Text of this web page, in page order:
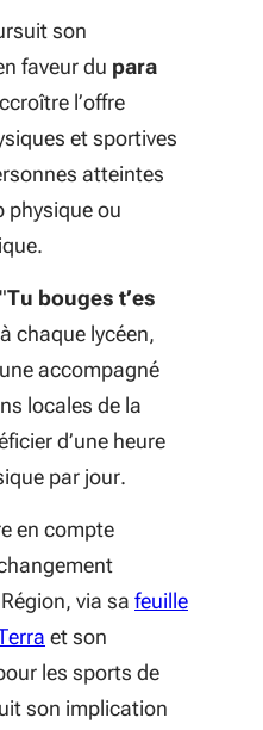
son
faveur du para
l’offre
et sportives
atteintes
physique ou
Tu bouges t’es
chaque lycéen,
accompagné
locales de la
d’une heure
par jour.
en compte
via sa feuille
(S'ouvre dans une
et son
les sports de
son implication